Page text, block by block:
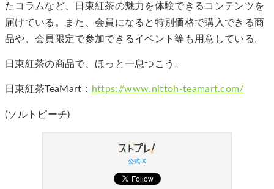
たコラムなど、日東紅茶の魅力を体験できるコンテンツを
届けている。また、会員になると特別価格で購入できる商
品や、会員限定で参加できるイベント等も用意している。
日東紅茶の商品で、ほっと一息つこう。
日東紅茶TeaMart： https://www.nittoh-teamart.com/
(ソルトピーチ)
公式 X